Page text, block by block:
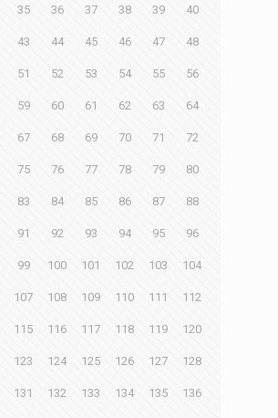
35 36 37 38 39 40
43 44 45 46 47 48
51 52 53 54 55 56
59 60 61 62 63 64
67 68 69 70 71 72
75 76 77 78 79 80
83 84 85 86 87 88
91 92 93 94 95 96
99 100 101 102 103 104
107 108 109 110 111 112
115 116 117 118 119 120
123 124 125 126 127 128
131 132 133 134 135 136